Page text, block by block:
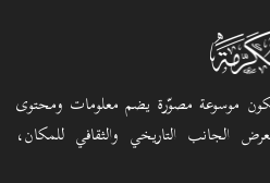
موسوعة مصوّرة يضم معلومات ومحتوى
الجانب التاريخي والثقافي للمكان،